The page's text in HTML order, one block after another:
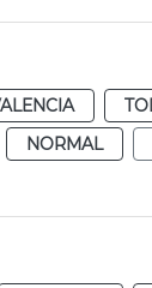
NORMAL